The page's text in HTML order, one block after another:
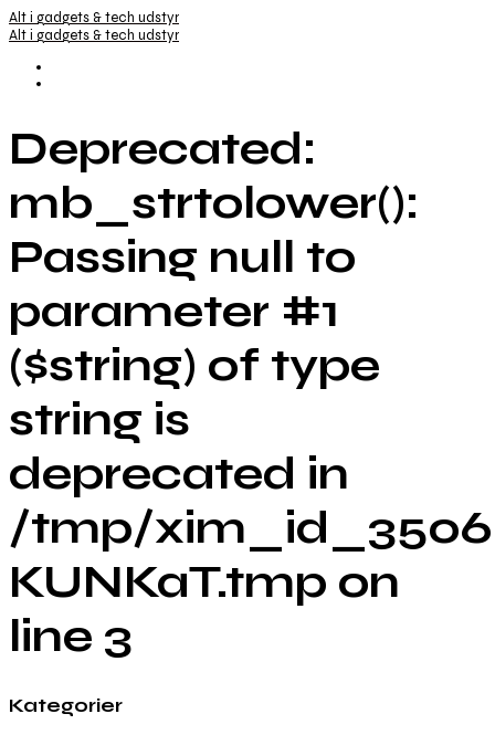
Alt i gadgets & tech udstyr
Alt i gadgets & tech udstyr
Deprecated:
mb_strtolower():
Passing null to
parameter #1
($string) of type
string is
deprecated in
/tmp/
KUNKaT.tmp on
line 3
Kategorier